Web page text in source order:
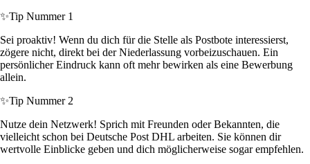
✨Tip Nummer 1
Sei proaktiv! Wenn du dich für die Stelle als Postbote interessierst,
zögere nicht, direkt bei der Niederlassung vorbeizuschauen. Ein
persönlicher Eindruck kann oft mehr bewirken als eine Bewerbung
allein.
✨Tip Nummer 2
Nutze dein Netzwerk! Sprich mit Freunden oder Bekannten, die
vielleicht schon bei Deutsche Post DHL arbeiten. Sie können dir
wertvolle Einblicke geben und dich möglicherweise sogar empfehlen.